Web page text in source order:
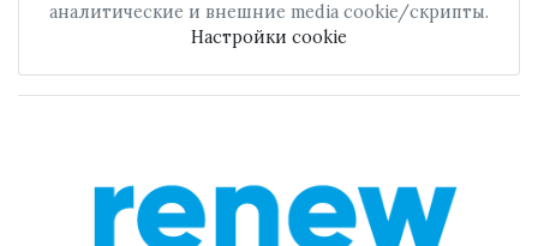
аналитические и внешние media cookie/скрипты.
Настройки cookie